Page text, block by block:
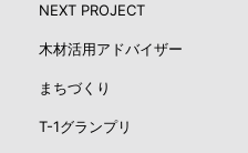
NEXT PROJECT
木材活用アドバイザー
まちづくり
T-1グランプリ